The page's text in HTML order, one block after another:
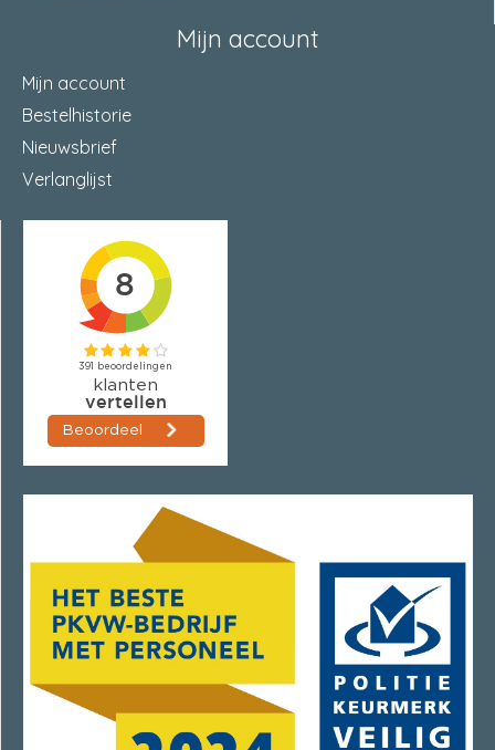
Mijn account
Mijn account
Bestelhistorie
Nieuwsbrief
Verlanglijst